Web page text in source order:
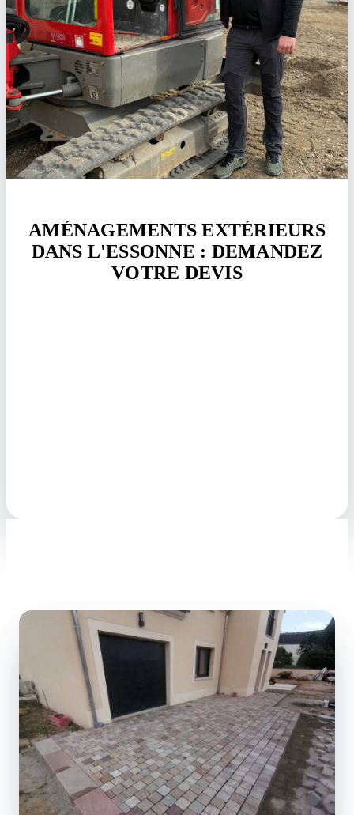
AMÉNAGEMENTS EXTÉRIEURS
DANS L'ESSONNE : DEMANDEZ
VOTRE DEVIS